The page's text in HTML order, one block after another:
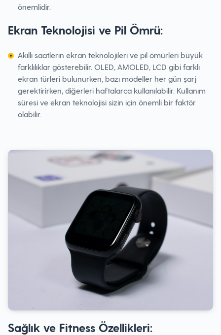
önemlidir.
Ekran Teknolojisi ve Pil Ömrü:
Akıllı saatlerin ekran teknolojileri ve pil ömürleri büyük
farklılıklar gösterebilir. OLED, AMOLED, LCD gibi farklı
ekran türleri bulunurken, bazı modeller her gün şarj
gerektirirken, diğerleri haftalarca kullanılabilir. Kullanım
süresi ve ekran teknolojisi sizin için önemli bir faktör
olabilir.
Sağlık ve Fitness Özellikleri: